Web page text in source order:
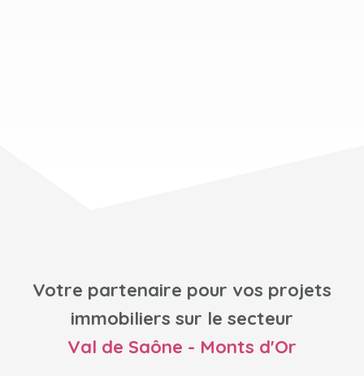
Votre partenaire pour vos projets
immobiliers sur le secteur
Val de Saône - Monts d'Or